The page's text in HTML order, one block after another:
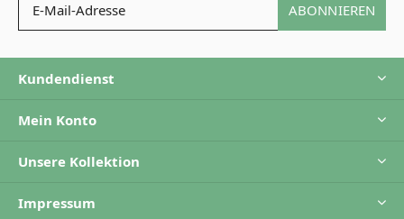
ABONNIEREN
Kundendienst
Mein Konto
Unsere Kollektion
Impressum